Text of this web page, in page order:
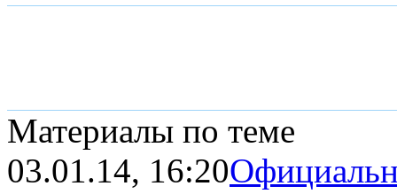
Материалы по теме
03.01.14, 16:20